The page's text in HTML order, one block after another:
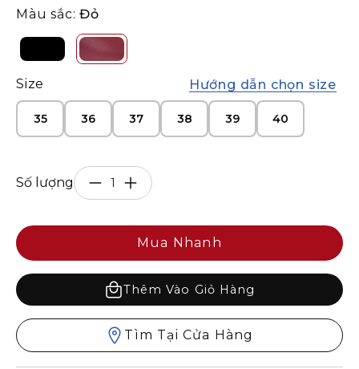
Màu sắc:Đỏ
Size Hướng dẫn chọn size
35 36 37 38 39 40
Số lượng
Mua Nhanh
Thêm Vào Giỏ Hàng
Tìm Tại Cửa Hàng